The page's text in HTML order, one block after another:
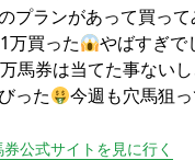
プランがあって買っ
万買った
やばすぎで
馬券は当てた事ない
った
今週も穴馬狙
公式サイトを見に行く